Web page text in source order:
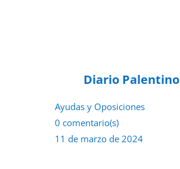
Diario Palentino
Ayudas y Oposiciones
0 comentario(s)
11 de marzo de 2024